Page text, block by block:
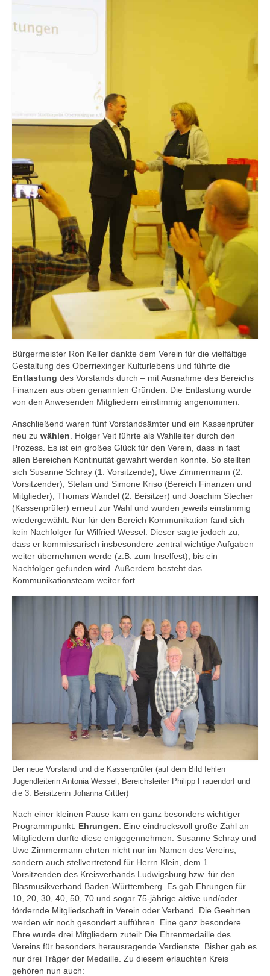
Bürgermeister Ron Keller dankte dem Verein für die vielfältige
Gestaltung des Oberriexinger Kulturlebens und führte die
Entlastung des Vorstands durch – mit Ausnahme des Bereichs
Finanzen aus oben genannten Gründen. Die Entlastung wurde
von den Anwesenden Mitgliedern einstimmig angenommen.
Anschließend waren fünf Vorstandsämter und ein Kassenprüfer
neu zu wählen . Holger Veit führte als Wahlleiter durch den
Prozess. Es ist ein großes Glück für den Verein, dass in fast
allen Bereichen Kontinuität gewahrt werden konnte. So stellten
sich Susanne Schray (1. Vorsitzende), Uwe Zimmermann (2.
Vorsitzender), Stefan und Simone Kriso (Bereich Finanzen und
Mitglieder), Thomas Wandel (2. Beisitzer) und Joachim Stecher
(Kassenprüfer) erneut zur Wahl und wurden jeweils einstimmig
wiedergewählt. Nur für den Bereich Kommunikation fand sich
kein Nachfolger für Wilfried Wessel. Dieser sagte jedoch zu,
dass er kommissarisch insbesondere zentral wichtige Aufgaben
weiter übernehmen werde (z.B. zum Inselfest), bis ein
Nachfolger gefunden wird. Außerdem besteht das
Kommunikationsteam weiter fort.
Der neue Vorstand und die Kassenprüfer (auf dem Bild fehlen
Jugendleiterin Antonia Wessel, Bereichsleiter Philipp Frauendorf und
die 3. Beisitzerin Johanna Gittler)
Nach einer kleinen Pause kam en ganz besonders wichtiger
Programmpunkt: Ehrungen . Eine eindrucksvoll große Zahl an
Mitgliedern durfte diese entgegennehmen. Susanne Schray und
Uwe Zimmermann ehrten nicht nur im Namen des Vereins,
sondern auch stellvertretend für Herrn Klein, dem 1.
Vorsitzenden des Kreisverbands Ludwigsburg bzw. für den
Blasmusikverband Baden-Württemberg. Es gab Ehrungen für
10, 20, 30, 40, 50, 70 und sogar 75-jährige aktive und/oder
fördernde Mitgliedschaft in Verein oder Verband. Die Geehrten
werden wir noch gesondert aufführen. Eine ganz besondere
Ehre wurde drei Mitgliedern zuteil: Die Ehrenmedaille des
Vereins für besonders herausragende Verdienste. Bisher gab es
nur drei Träger der Medaille. Zu diesem erlauchten Kreis
gehören nun auch: